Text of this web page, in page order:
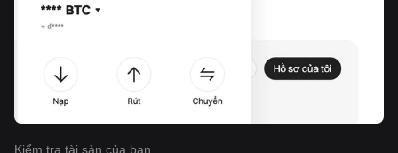
Kiểm tra tài sản của bạn